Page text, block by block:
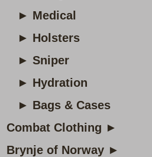
► Medical
► Holsters
► Sniper
► Hydration
► Bags & Cases
Combat Clothing ►
Brynje of Norway ►